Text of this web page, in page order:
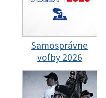
Samosprávne
voľby 2026